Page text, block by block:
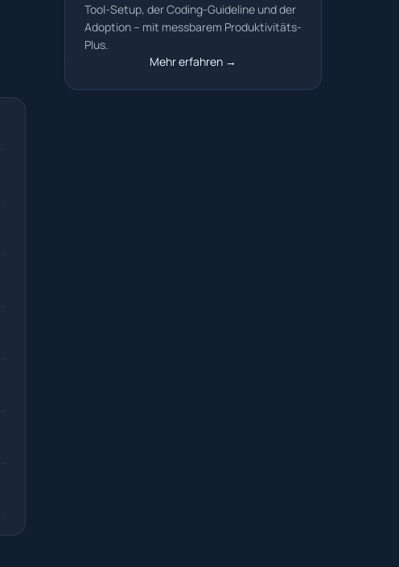
Tool-Setup, der Coding-Guideline und der
Adoption – mit messbarem Produktivitäts-
Plus.
Mehr erfahren →